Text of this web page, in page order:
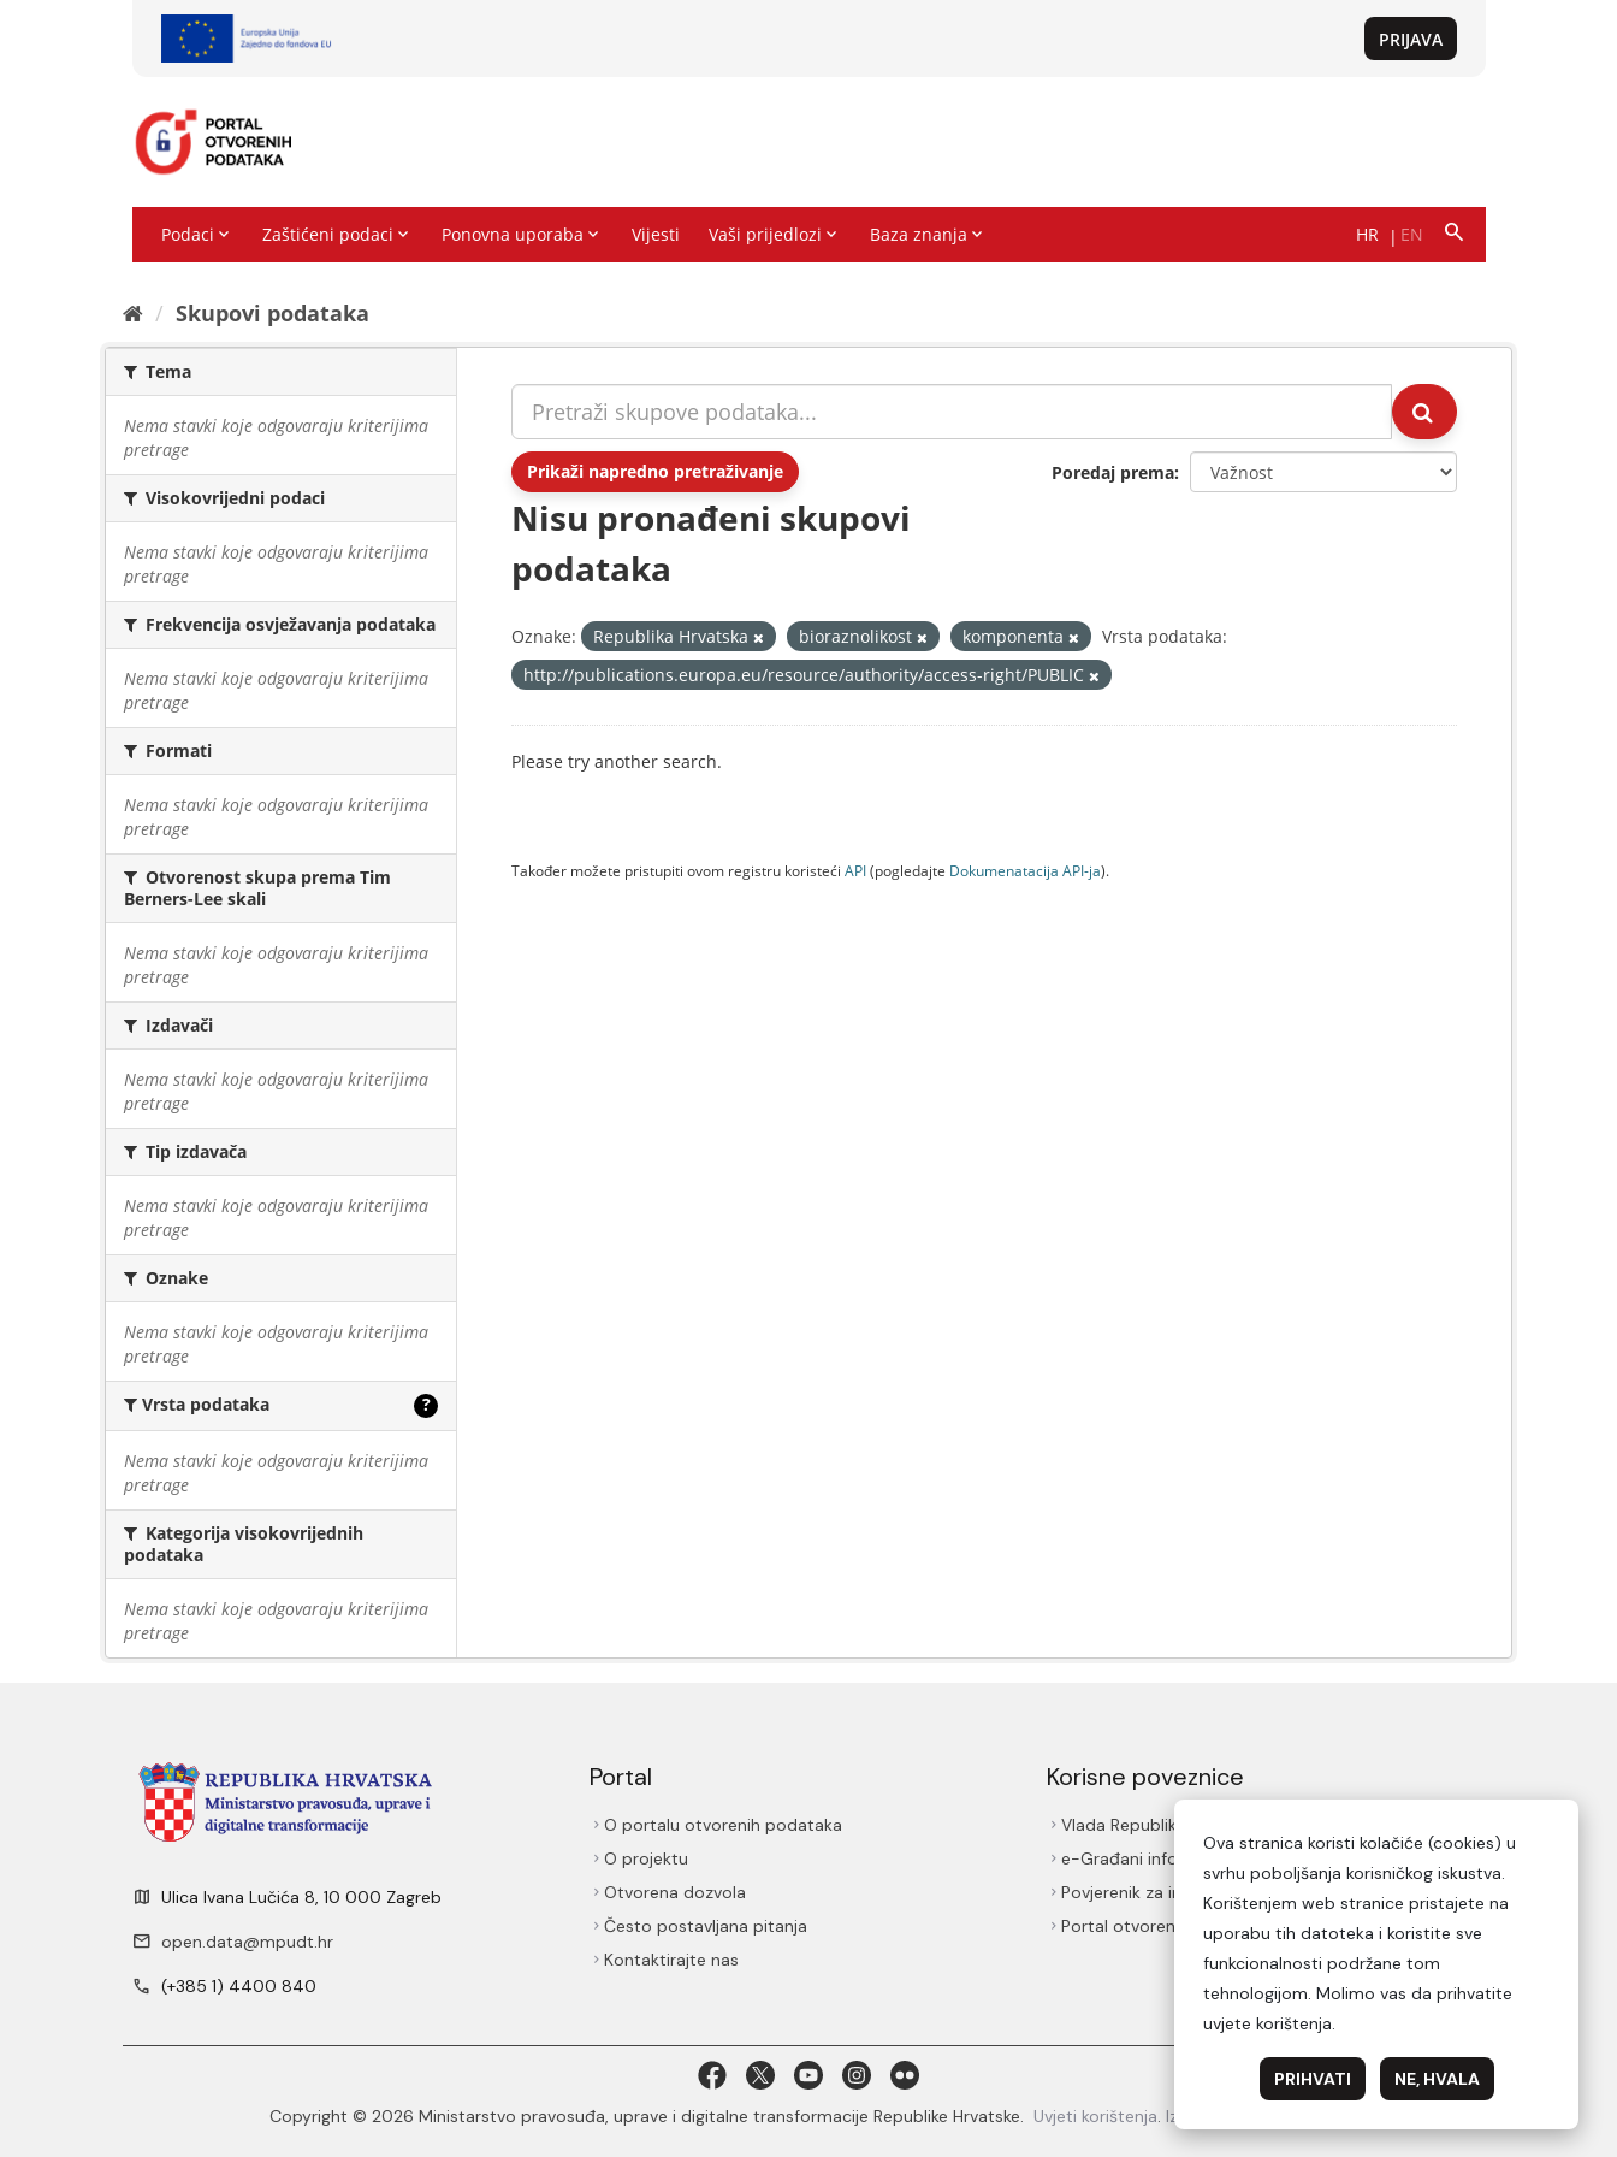
Skupovi podаtаkа
Tema
Nema stavki koje odgovaraju kriterijima
pretrage
Visokovrijedni podaci
Nema stavki koje odgovaraju kriterijima
pretrage
Frekvencija osvježavanja podataka
Nema stavki koje odgovaraju kriterijima
pretrage
Formati
Nema stavki koje odgovaraju kriterijima
pretrage
Otvorenost skupa prema Tim
Berners-Lee skali
Nema stavki koje odgovaraju kriterijima
pretrage
Izdavači
Nema stavki koje odgovaraju kriterijima
pretrage
Tip izdavača
Nema stavki koje odgovaraju kriterijima
pretrage
Oznake
Nema stavki koje odgovaraju kriterijima
pretrage
Vrsta podataka ?
Nema stavki koje odgovaraju kriterijima
pretrage
Kategorija visokovrijednih
podataka
Nema stavki koje odgovaraju kriterijima
pretrage
Prikaži napredno pretraživanje Poredaj prema
Nisu pronađeni skupovi
podataka
Oznake: Republika Hrvatska bioraznolikost komponenta
Vrsta podataka:
http://publications.europa.eu/resource/authority/access-right/PUBLIC
Please try another search.
Također možete pristupiti ovom registru koristeći API(pogledajte Dokumenаtаcijа API-jа).